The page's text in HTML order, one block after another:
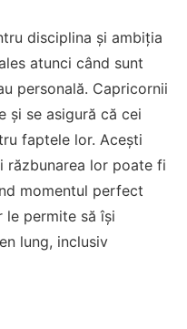
disciplina și ambiția
atunci când sunt
personală. Capricornii
și se asigură că cei
faptele lor. Acești
răzbunarea lor poate fi
momentul perfect
le permite să își
lung, inclusiv